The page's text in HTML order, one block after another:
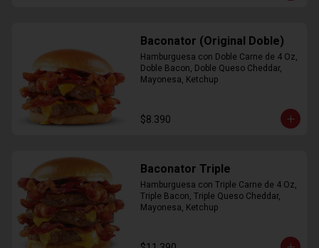
Baconator (Original Doble)
Hamburguesa con Doble Carne de 4 Oz,
Doble Bacon, Doble Queso Cheddar,
Mayonesa, Ketchup
$8.390
Baconator Triple
Hamburguesa con Triple Carne de 4 Oz,
Triple Bacon, Triple Queso Cheddar,
Mayonesa, Ketchup